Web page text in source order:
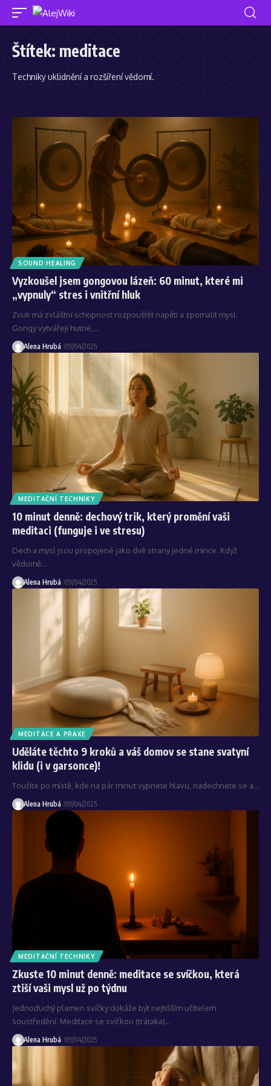
Štítek:meditace
Techniky uklidnění a rozšíření vědomí.
SOUND HEALING
Vyzkoušel jsem gongovou lázeň: 60 minut, které mi
„vypnuly“ stres i vnitřní hluk
Zvuk má zvláštní schopnost rozpouštět napětí a zpomalit mysl.
Gongy vytvářejí hutné,…
Alena Hrubá 09/04/2025
MEDITAČNÍ TECHNIKY
10 minut denně: dechový trik, který promění vaši
meditaci (funguje i ve stresu)
Dech a mysl jsou propojené jako dvě strany jedné mince. Když
vědomě…
Alena Hrubá 09/04/2025
MEDITACE A PRAXE
Uděláte těchto 9 kroků a váš domov se stane svatyní
klidu (i v garsonce)!
Toužíte po místě, kde na pár minut vypnete hlavu, nadechnete se a…
Alena Hrubá 09/04/2025
MEDITAČNÍ TECHNIKY
Zkuste 10 minut denně: meditace se svíčkou, která
ztiší vaši mysl už po týdnu
Jednoduchý plamen svíčky dokáže být nejtišším učitelem
soustředění. Meditace se svíčkou (trátaka)…
Alena Hrubá 09/04/2025